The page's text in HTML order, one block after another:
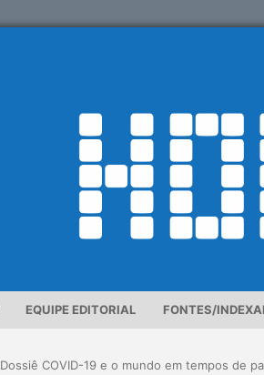
EQUIPE EDITORIAL FONTES/
Dossiê COVID-19 e o mundo em tempos de